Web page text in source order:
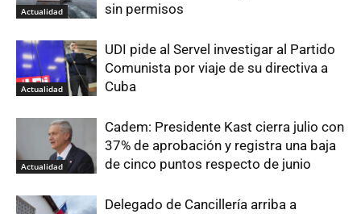
Actualidad
sin permisos
Actualidad
UDI pide al Servel investigar al Partido
Comunista por viaje de su directiva a
Cuba
Actualidad
Cadem: Presidente Kast cierra julio con
37% de aprobación y registra una baja
de cinco puntos respecto de junio
Delegado de Cancillería arriba a